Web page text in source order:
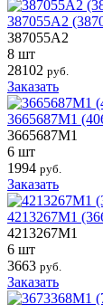
387055A2
387055A2
8 шт
28102 руб.
Заказать
3665687M1
3665687M1
6 шт
1994 руб.
Заказать
4213267M1
4213267M1
6 шт
3663 руб.
Заказать